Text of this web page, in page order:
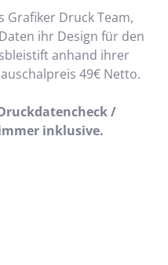
Grafiker Druck Team,
ihr Design für den
anhand ihrer
49€ Netto.
/
inklusive.